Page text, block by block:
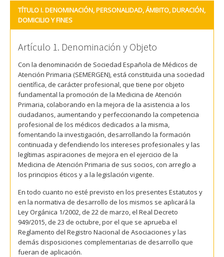
TÍTULO I. DENOMINACIÓN, PERSONALIDAD, ÁMBITO, DURACIÓN,
DOMICILIO Y FINES
Artículo 1. Denominación y Objeto
Con la denominación de Sociedad Española de Médicos de
Atención Primaria (SEMERGEN), está constituida una sociedad
científica, de carácter profesional, que tiene por objeto
fundamental la promoción de la Medicina de Atención
Primaria, colaborando en la mejora de la asistencia a los
ciudadanos, aumentando y perfeccionando la competencia
profesional de los médicos dedicados a la misma,
fomentando la investigación, desarrollando la formación
continuada y defendiendo los intereses profesionales y las
legítimas aspiraciones de mejora en el ejercicio de la
Medicina de Atención Primaria de sus socios, con arreglo a
los principios éticos y a la legislación vigente.
En todo cuanto no esté previsto en los presentes Estatutos y
en la normativa de desarrollo de los mismos se aplicará la
Ley Orgánica 1/2002, de 22 de marzo, el Real Decreto
949/2015, de 23 de octubre, por el que se aprueba el
Reglamento del Registro Nacional de Asociaciones y las
demás disposiciones complementarias de desarrollo que
fueran de aplicación.